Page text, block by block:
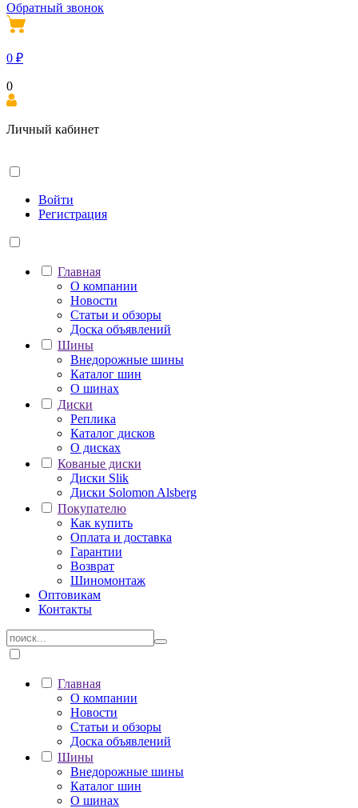
Обратный звонок
0 ₽
0
Личный кабинет
Войти
Регистрация
Главная
О компании
Новости
Статьи и обзоры
Доска объявлений
Шины
Внедорожные шины
Каталог шин
О шинах
Диски
Реплика
Каталог дисков
О дисках
Кованые диски
Диски Slik
Диски Solomon Alsberg
Покупателю
Как купить
Оплата и доставка
Гарантии
Возврат
Шиномонтаж
Оптовикам
Контакты
Главная
О компании
Новости
Статьи и обзоры
Доска объявлений
Шины
Внедорожные шины
Каталог шин
О шинах